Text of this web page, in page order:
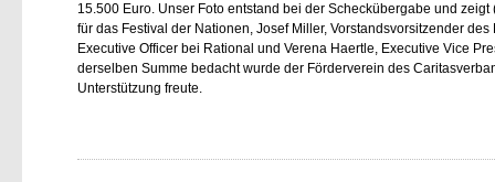
15.500 Euro. Unser Foto entstand bei der Scheckübergabe und
für das Festival der Nationen, Josef Miller, Vorstandsvorsitzender
Executive Officer bei Rational und Verena Haertle, Executive Vice
derselben Summe bedacht wurde der Förderverein des
Unterstützung freute.